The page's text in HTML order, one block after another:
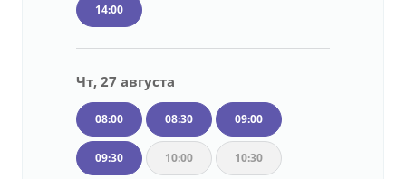
14:00
Чт, 27 августа
08:00 08:30 09:00
09:30 10:00 10:30